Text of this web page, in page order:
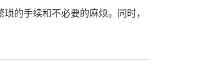
的手续和不必要的麻烦。同时，